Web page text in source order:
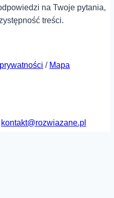
na Twoje pytania,
treści.
/ Mapa
kontakt@rozwiazane.pl